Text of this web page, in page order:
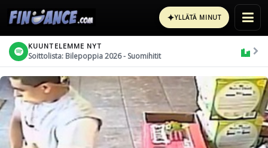
✦YLLÄTÄ MINUT
KUUNTELEMME NYT
Soittolista: Bilepoppia 2026 - Suomihitit